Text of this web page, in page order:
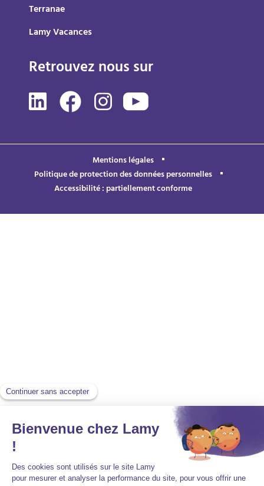
Terranae
Lamy Vacances
Retrouvez nous sur
Mentions légales
Politique de protection des données personnelles
Accessibilité : partiellement conforme